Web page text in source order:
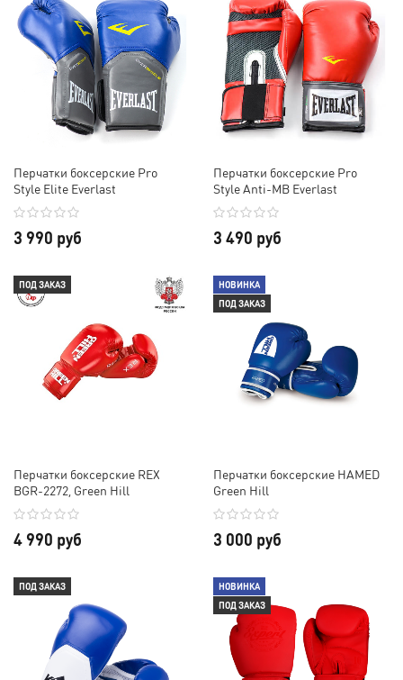
Перчатки боксерские Pro
Style Elite Everlast
3 990 руб
Перчатки боксерские Pro
Style Anti-MB Everlast
3 490 руб
ПОД ЗАКАЗ
Перчатки боксерские REX
BGR-2272, Green Hill
4 990 руб
НОВИНКА
ПОД ЗАКАЗ
Перчатки боксерские HAMED
Green Hill
3 000 руб
ПОД ЗАКАЗ
НОВИНКА
ПОД ЗАКАЗ